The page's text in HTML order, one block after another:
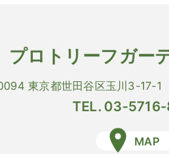
プロトリーフガー
東京都世田谷区玉川3-17-
TEL. 03-
MAP